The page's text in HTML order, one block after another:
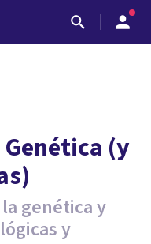
Genética (y
genética y
y